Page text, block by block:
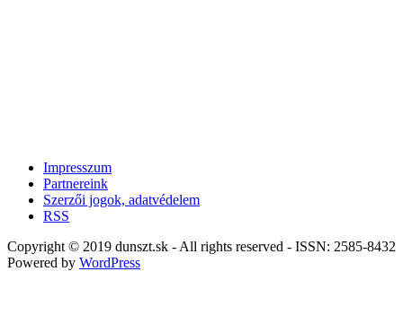
Impresszum
Partnereink
Szerzői jogok, adatvédelem
RSS
Copyright © 2019 dunszt.sk - All rights reserved - ISSN: 2585-8432
Powered by WordPress